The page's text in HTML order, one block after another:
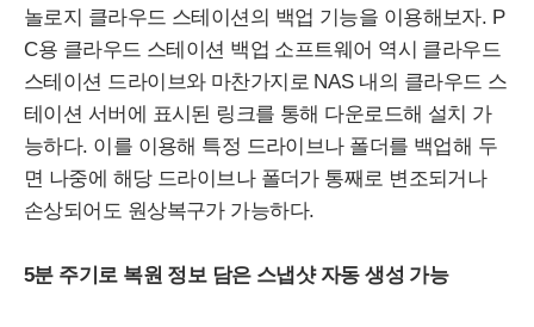
놀로지 클라우드 스테이션의 백업 기능을 이용해보자. P
C용 클라우드 스테이션 백업 소프트웨어 역시 클라우드
스테이션 드라이브와 마찬가지로 NAS내의 클라우드 스
테이션 서버에 표시된 링크를 통해 다운로드해 설치 가
능하다. 이를 이용해 특정 드라이브나 폴더를 백업해 두
면 나중에 해당 드라이브나 폴더가 통째로 변조되거나
손상되어도 원상복구가 가능하다.
5분 주기로 복원 정보 담은 스냅샷 자동 생성 가능